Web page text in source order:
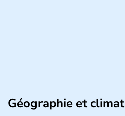
Géographie et climat